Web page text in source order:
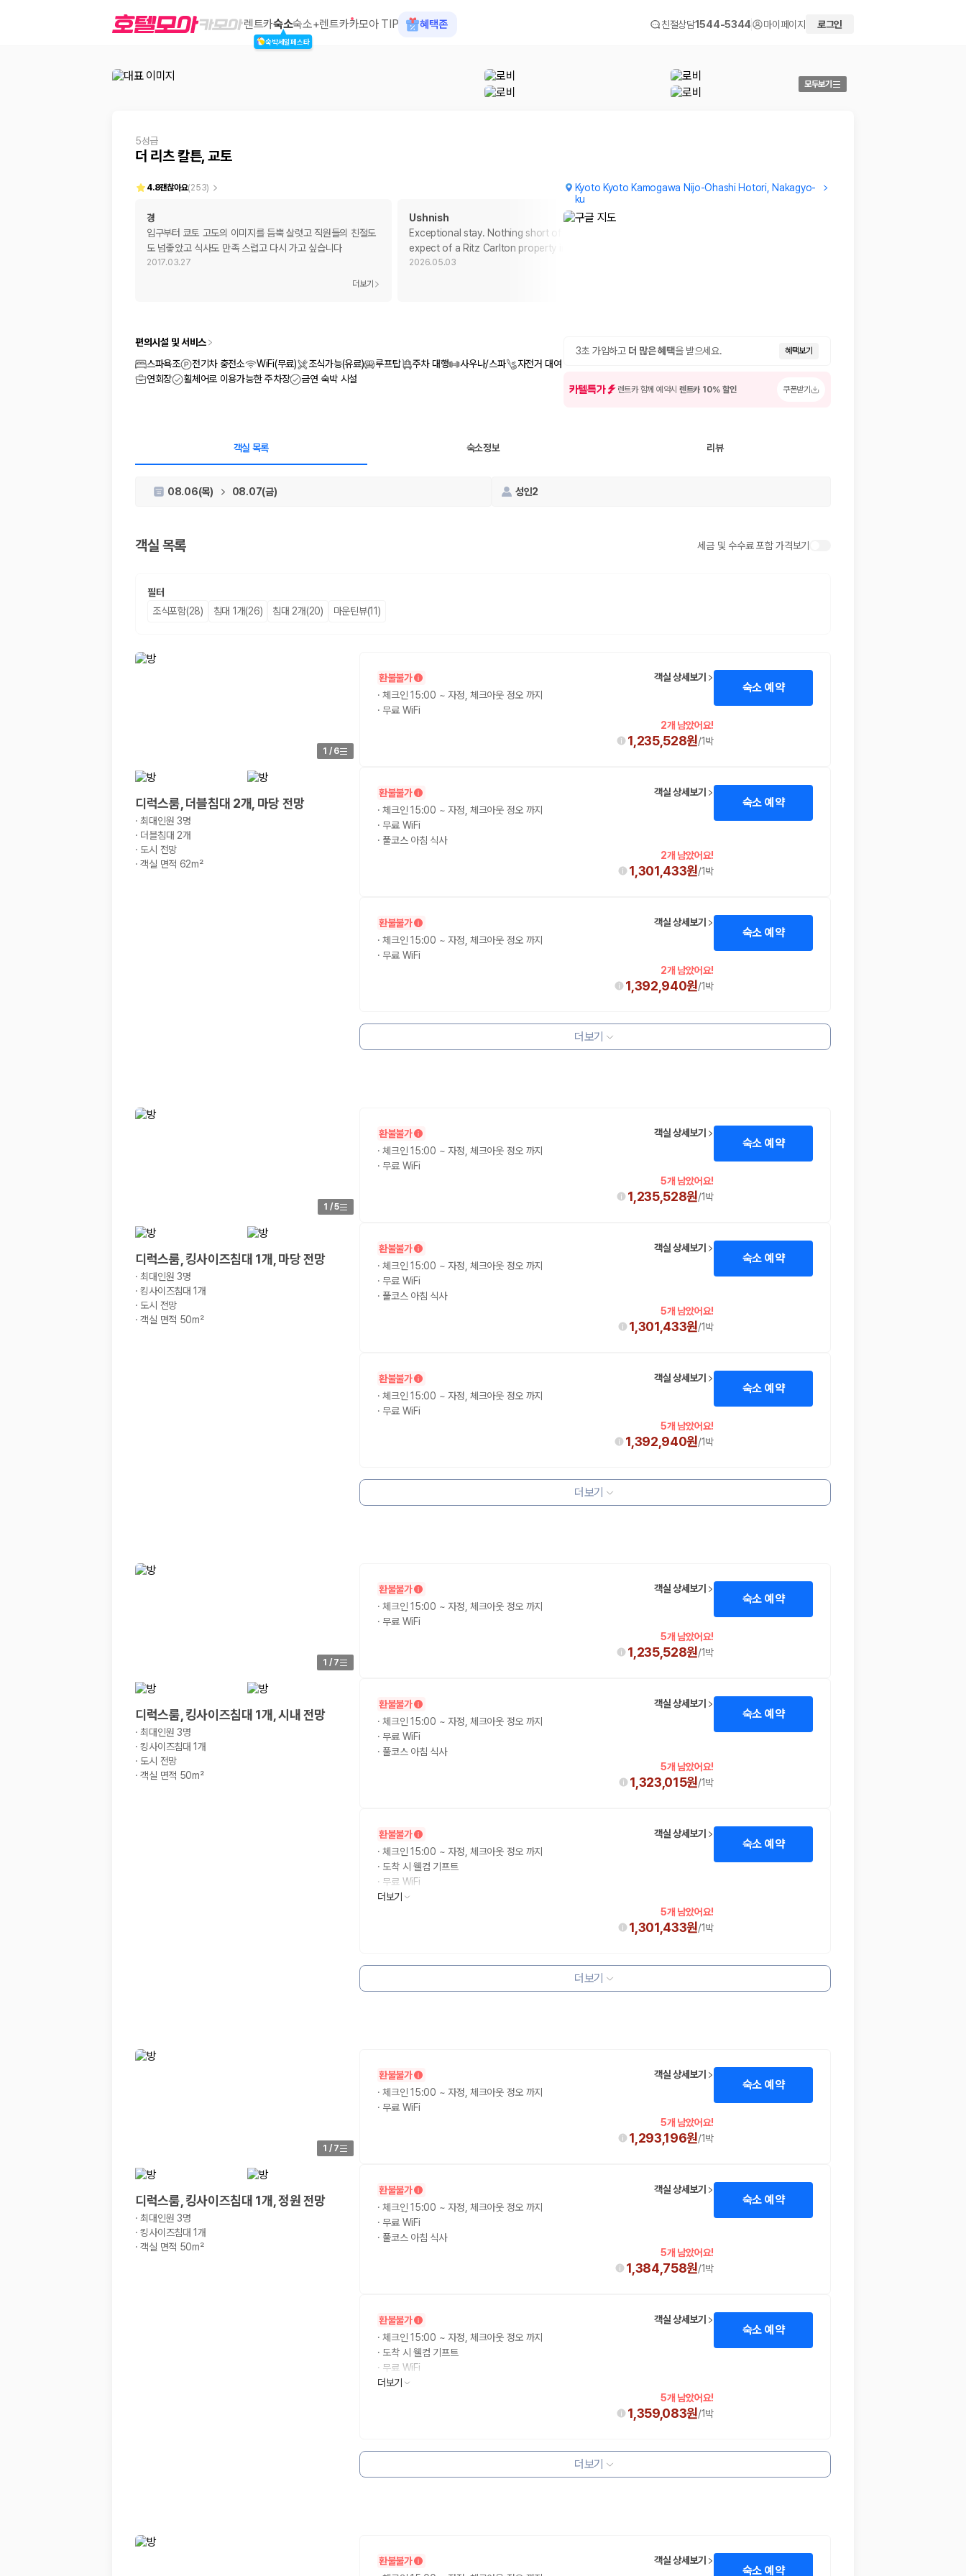
더 리츠 칼튼, 교토
제주렌트카 가격비교는 카모아에서 한 번에
일반자차, 완전자차, 슈퍼자차의 면책금과 보상 한도를 비교합니다.
제주공항 인수 조건 비교:셔틀 이동, 인수 위치, 반납 편의성을 함께 확인합니다.
비교 후 원하는 차량을 바로 예약할 수 있습니다.
1. 단순 최저가가 아니라 실제 결제 조건을 비교하세요
제주렌트카 최저가는 차량 기본요금만으로 판단하기 어렵습니다. 보험 포함 여부, 면책금, 보상 한도, 옵션 비용, 취소 수수료를 함께 확인해야 실제로 저렴한 차량을 고를 수 있습니다.
완전자차와 슈퍼자차는 업체별 보장 범위가 다를 수 있습니다. 카모아에서는 제주 렌트카 가격과 함께 보험 조건을 비교해 여행 스타일에 맞는 보장 수준을 선택할 수 있습니다.
제주 렌트카는 차량 인수 위치와 셔틀 편의성에 따라 실제 이용 만족도가 달라집니다. 공항에서 렌트카 사무실까지의 이동 조건을 가격과 함께 비교하는 것이 좋습니다.
혼자 또는 2인 여행에 적합하며 제주 렌트카 최저가를 찾는 사용자가 가장 먼저 비교하는 차종입니다.
단체 여행이나 4인 이상 가족 여행에 적합하며 인원수, 짐 공간, 보험 조건을 함께 확인해야 합니다.
제주렌트카 보험까지 비교해야 진짜 가격비교입니다
동일한 차량이라도 보험 조건에 따라 실제 부담 금액이 달라질 수 있습니다. 카모아는 제주 렌트카 가격뿐 아니라 일반자차, 완전자차, 슈퍼자차 조건을 함께 확인할 수 있도록 돕습니다.
사고 발생 시 일정 금액의 면책금이 발생할 수 있습니다.
보상 한도 내에서 면책금 부담이 줄어드는 보험 조건입니다.
더 높은 보장 조건을 원하는 사용자에게 적합합니다.
카모아는 제주렌트카부터 국내·해외 렌트카까지 비교할 수 있는 렌트카 가격비교 플랫폼입니다.
Q. 제주렌트카 가격비교는 카모아에서 어떻게 하나요?
A. 대여일, 반납일, 인수 지역을 선택하면 제주도 렌트카 업체별 가격, 차종, 보험 조건, 예약 가능 차량을 한 번에 비교할 수 있습니다.
제주도 렌트카 실시간 최저가 가격비교
렌트카숙소
숙박세일페스타
숙소+렌트카카모아 TIP 혜택존 친절상담1544-5344 마이페이지 로그인
모두보기
5성급
더 리츠 칼튼, 교토
Kyoto Kyoto Kamogawa Nijo-Ohashi Hotori, Nakagyo-
ku
4.8괜찮아요(253)
경
입구부터 쿄토 고도의 이미지를 듬뿍 살렷고 직원들의 친절도
도 넘좋았고 식사도 만족 스럽고 다시 가고 싶습니다
2017.03.27
더보기
Ushnish
Exceptional stay. Nothing short of the standards I
expect of a Ritz Carlton property in Japan.
2026.05.03
3초 가입하고 더 많은 혜택을 받으세요. 혜택보기
카텔특가 렌트카 함께 예약시 렌트카 10% 할인 쿠폰받기
편의시설 및 서비스
스파욕조
전기차 충전소 WiFi(무료) 조식가능(유료) 루프탑 주차 대행 사우나/스파
자전거 대여
연회장
휠체어로 이용가능한 주차장 금연 숙박 시설
객실 목록 숙소정보 리뷰
08.06(목) 08.07(금) 성인2
객실 목록 세금 및 수수료 포함 가격보기
필터
조식포함(28)
침대 1개(26) 침대 2개(20) 마운틴뷰(11)
1 / 6
디럭스룸, 더블침대 2개, 마당 전망
·최대인원 3명
· 더블침대 2개
· 도시 전망
·객실 면적 62m²
환불불가
객실 상세보기
·체크인 15:00 ~ 자정, 체크아웃 정오 까지
· 무료 WiFi
2개 남았어요!
1,235,528원/1박
숙소 예약
환불불가
객실 상세보기
·체크인 15:00 ~ 자정, 체크아웃 정오 까지
· 무료 WiFi
· 풀코스 아침 식사
2개 남았어요!
1,301,433원/1박
숙소 예약
환불불가
객실 상세보기
·체크인 15:00 ~ 자정, 체크아웃 정오 까지
· 무료 WiFi
2개 남았어요!
1,392,940원/1박
숙소 예약
더보기
1 /5
디럭스룸, 킹사이즈침대 1개, 마당 전망
·최대인원 3명
·킹사이즈침대 1개
· 도시 전망
·객실 면적 50m²
환불불가
객실 상세보기
·체크인 15:00 ~ 자정, 체크아웃 정오 까지
· 무료 WiFi
5개 남았어요!
1,235,528원/1박
숙소 예약
환불불가
객실 상세보기
·체크인 15:00 ~ 자정, 체크아웃 정오 까지
· 무료 WiFi
· 풀코스 아침 식사
5개 남았어요!
1,301,433원/1박
숙소 예약
환불불가
객실 상세보기
·체크인 15:00 ~ 자정, 체크아웃 정오 까지
· 무료 WiFi
5개 남았어요!
1,392,940원/1박
숙소 예약
더보기
1 / 7
디럭스룸, 킹사이즈침대 1개, 시내 전망
·최대인원 3명
·킹사이즈침대 1개
· 도시 전망
·객실 면적 50m²
환불불가
객실 상세보기
·체크인 15:00 ~ 자정, 체크아웃 정오 까지
· 무료 WiFi
5개 남았어요!
1,235,528원/1박
숙소 예약
환불불가
객실 상세보기
·체크인 15:00 ~ 자정, 체크아웃 정오 까지
· 무료 WiFi
· 풀코스 아침 식사
5개 남았어요!
1,323,015원/1박
숙소 예약
환불불가
객실 상세보기
·체크인 15:00 ~ 자정, 체크아웃 정오 까지
· 도착 시 웰컴 기프트
· 무료 WiFi
·풀코스 아침 식사
더보기
5개 남았어요!
1,301,433원/1박
숙소 예약
더보기
1 / 7
디럭스룸, 킹사이즈침대 1개, 정원 전망
·최대인원 3명
·킹사이즈침대 1개
·객실 면적 50m²
환불불가
객실 상세보기
·체크인 15:00 ~ 자정, 체크아웃 정오 까지
· 무료 WiFi
5개 남았어요!
1,293,196원/1박
숙소 예약
환불불가
객실 상세보기
·체크인 15:00 ~ 자정, 체크아웃 정오 까지
· 무료 WiFi
· 풀코스 아침 식사
5개 남았어요!
1,384,758원/1박
숙소 예약
환불불가
객실 상세보기
·체크인 15:00 ~ 자정, 체크아웃 정오 까지
· 도착 시 웰컴 기프트
· 무료 WiFi
·풀코스 아침 식사
더보기
5개 남았어요!
1,359,083원/1박
숙소 예약
더보기
환불불가
객실 상세보기
숙소 예약